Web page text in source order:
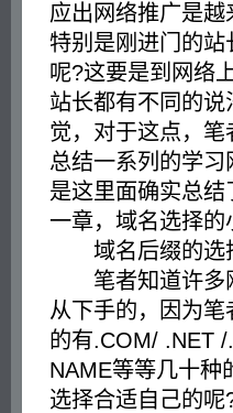
应出网络推广是
特别是刚进门的
呢?这要是到网络
站长都有不同的
觉，对于这点，
总结一系列的学
是这里面确实总
一章，域名选择的
域名后缀的选
笔者知道许多刚
从下手的，因为
的有.COM/ .NET
NAME等等几十种
选择合适自己的